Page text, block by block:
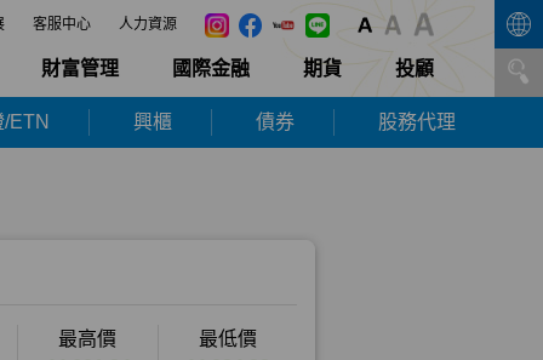
客服中心 人力資源
財富管理 國際金融 期貨 投顧
ETN 興櫃 債券 股務代理